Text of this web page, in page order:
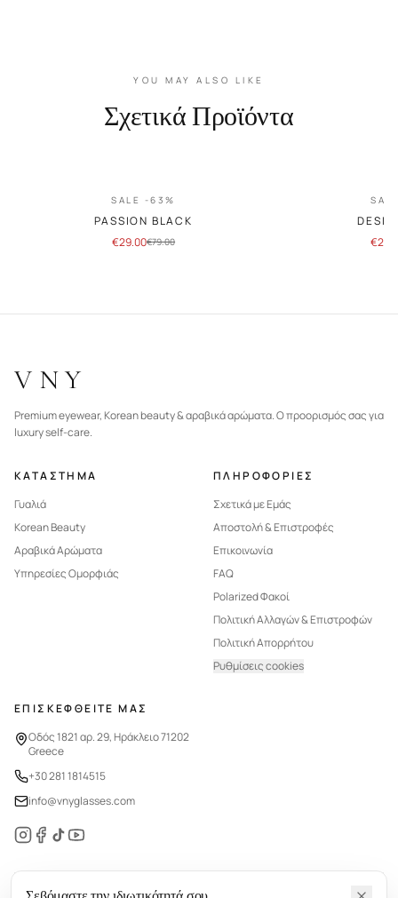
YOU MAY ALSO LIKE
Σχετικά Προϊόντα
SALE -63%
PASSION BLACK
€29.00€79.00
€
VNY
Premium eyewear, Korean beauty & αραβικά αρώματα. Ο προορισμός σας για
luxury self-care.
ΚΑΤΑΣΤΗΜΑ
Γυαλιά
Korean Beauty
Αραβικά Αρώματα
Υπηρεσίες Ομορφιάς
ΠΛΗΡΟΦΟΡΙΕΣ
Σχετικά με Εμάς
Αποστολή & Επιστροφές
Επικοινωνία
FAQ
Polarized Φακοί
Πολιτική Αλλαγών & Επιστροφών
Πολιτική Απορρήτου
Ρυθμίσεις cookies
ΕΠΙΣΚΕΦΘΕΙΤΕ ΜΑΣ
Οδός 1821 αρ. 29, Ηράκλειο 71202
Greece
+30 281 1814515
info@vnyglasses.com